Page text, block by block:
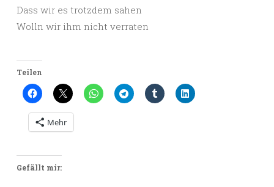
Dass wir es trotzdem sahen
Wolln wir ihm nicht verraten
Teilen
Mehr
Gefällt mir: